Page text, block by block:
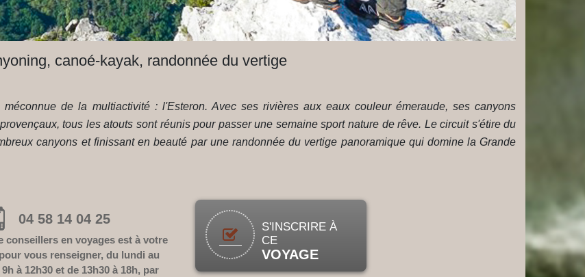
canoé-kayak, randonnée du vertige
de la multiactivité : l'Esteron. Avec ses rivières aux eaux couleur émeraude, ses canyons
tous les atouts sont réunis pour passer une semaine sport nature de rêve. Le circuit s'étire du
canyons et finissant en beauté par une randonnée du vertige panoramique qui domine la Grande
04 58 14 04 25
conseillers en voyages est à votre
vous renseigner, du lundi au
à 12h30 et de 13h30 à 18h, par
S'INSCRIRE À
CE
VOYAGE